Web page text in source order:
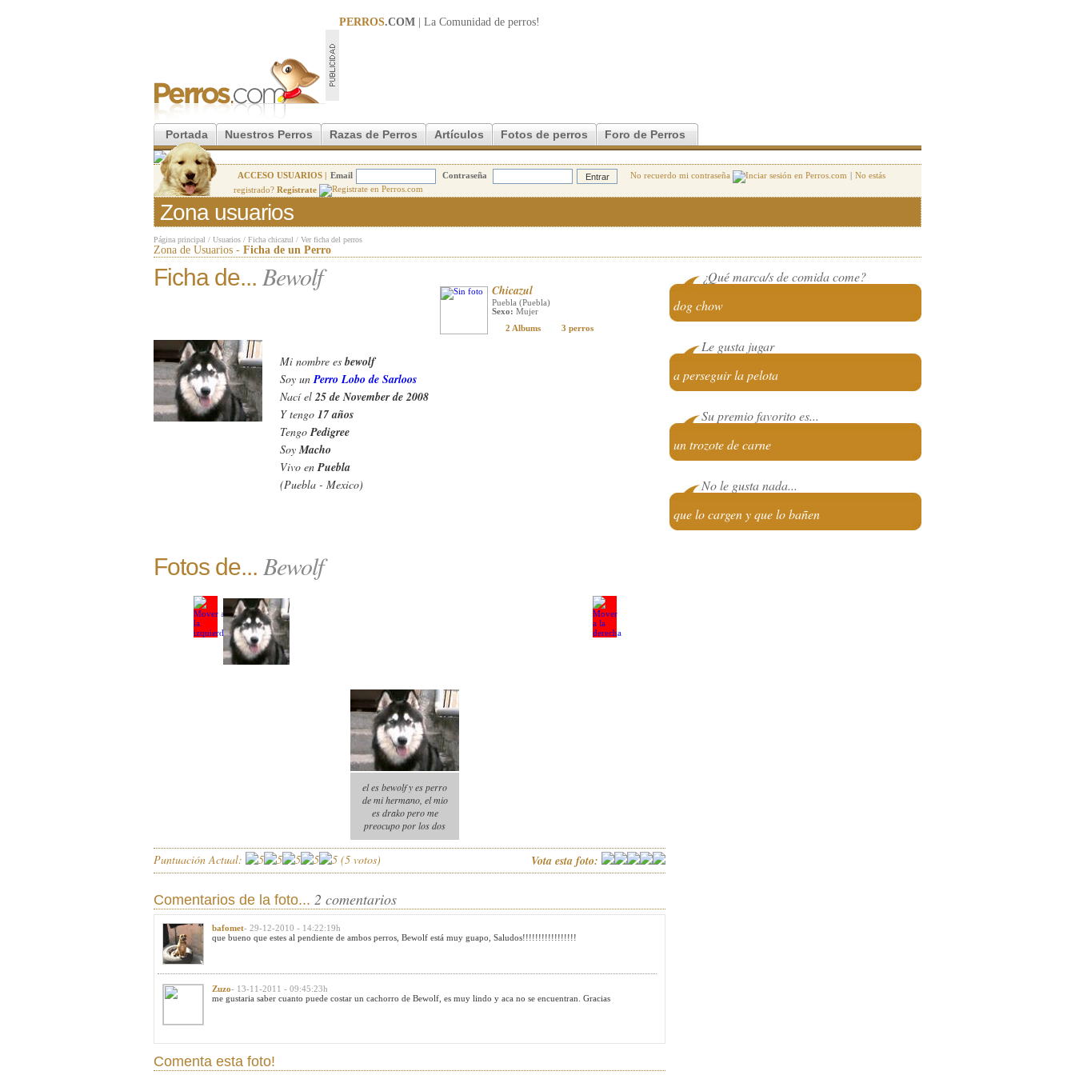
PERROS.COM | La Comunidad de perros!
Portada Nuestros Perros Razas de Perros Artículos Fotos de perros Foro de Perros
ACCESO USUARIOS | Email Contraseña No recuerdo mi contraseña | No estás
registrado? Regístrate
Zona usuarios
Página principal / Usuarios / Ficha chicazul / Ver ficha del perros
Zona de Usuarios - Ficha de un Perro
Ficha de... Bewolf Chicazul
Puebla (Puebla)
Sexo: Mujer
2 Albums
3 perros
Mi nombre es bewolf
Soy unPerro Lobo de Sarloos
Nací el25 de November de 2008
Y tengo 17 años
TengoPedigree
SoyMacho
Vivo enPuebla
(Puebla - Mexico)
¿Qué marca/s de comida come?
dog chow
Le gusta jugar
a perseguir la pelota
Su premio favorito es...
un trozote de carne
No le gusta nada...
que lo cargen y que lo bañen
Fotos de... Bewolf
el es bewolf y es perro
de mi hermano, el mio
es drako pero me
preocupo por los dos
Puntuación Actual: (5 votos) Vota esta foto:
Comentarios de la foto... 2 comentarios
bafomet- 29-12-2010 - 14:22:19h
que bueno que estes al pendiente de ambos perros, Bewolf está muy guapo, Saludos!!!!!!!!!!!!!!!!!
Zuzo- 13-11-2011 - 09:45:23h
me gustaria saber cuanto puede costar un cachorro de Bewolf, es muy lindo y aca no se encuentran. Gracias
Comenta esta foto!